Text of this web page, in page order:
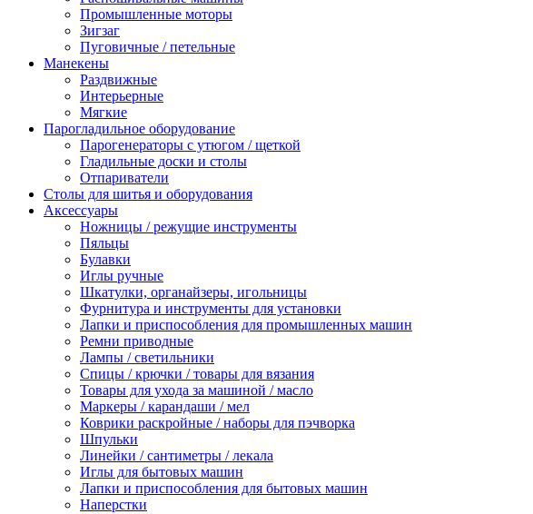
Промышленные моторы
Зигзаг
Пуговичные / петельные
Манекены
Раздвижные
Интерьерные
Мягкие
Парогладильное оборудование
Парогенераторы с утюгом / щеткой
Гладильные доски и столы
Отпариватели
Столы для шитья и оборудования
Аксессуары
Ножницы / режущие инструменты
Пяльцы
Булавки
Иглы ручные
Шкатулки, органайзеры, игольницы
Фурнитура и инструменты для установки
Лапки и приспособления для промышленных машин
Ремни приводные
Лампы / светильники
Спицы / крючки / товары для вязания
Товары для ухода за машиной / масло
Маркеры / карандаши / мел
Коврики раскройные / наборы для пэчворка
Шпульки
Линейки / сантиметры / лекала
Иглы для бытовых машин
Лапки и приспособления для бытовых машин
Наперстки